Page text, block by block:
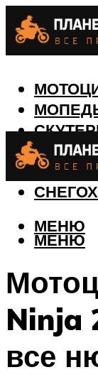
ЛОДКИ
МЕНЮ
МЕНЮ
Ninja
все